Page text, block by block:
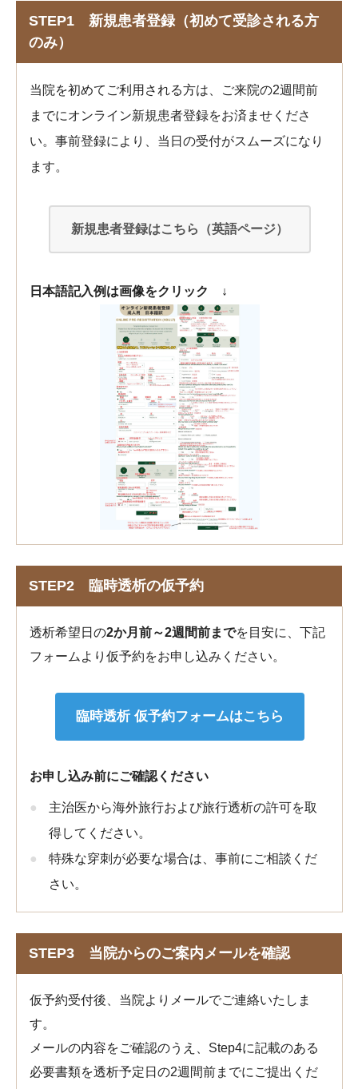
STEP1 新規患者登録（初めて受診される方
のみ）
当院を初めてご利用される方は、ご来院の2週間前
までにオンライン新規患者登録をお済ませくださ
い。事前登録により、当日の受付がスムーズになり
ます。
新規患者登録はこちら（英語ページ）
日本語記入例は画像をクリック ↓
STEP2 臨時透析の仮予約
透析希望日の2か月前～2週間前までを目安に、下記
フォームより仮予約をお申し込みください。
臨時透析 仮予約フォームはこちら
お申し込み前にご確認ください
主治医から海外旅行および旅行透析の許可を取
得してください。
特殊な穿刺が必要な場合は、事前にご相談くだ
さい。
STEP3 当院からのご案内メールを確認
仮予約受付後、当院よりメールでご連絡いたしま
す。
メールの内容をご確認のうえ、Step4に記載のある
必要書類を透析予定日の2週間前までにご提出くだ